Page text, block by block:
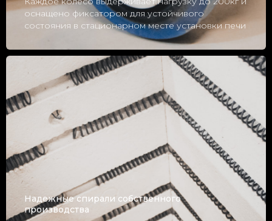
оснащено фиксатором для устойчивого
состояния в стационарном месте установки печи
Надежные спирали собственного
производства